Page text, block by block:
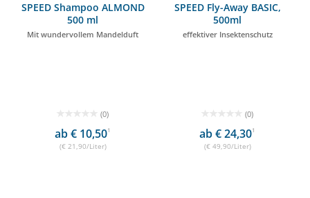
SPEED Shampoo ALMOND
500 ml
Mit wundervollem Mandelduft
(0)
ab € 10,501
(€ 21,90/Liter)
SPEED Fly-Away BASIC,
500ml
effektiver Insektenschutz
(0)
ab € 24,301
(€ 49,90/Liter)